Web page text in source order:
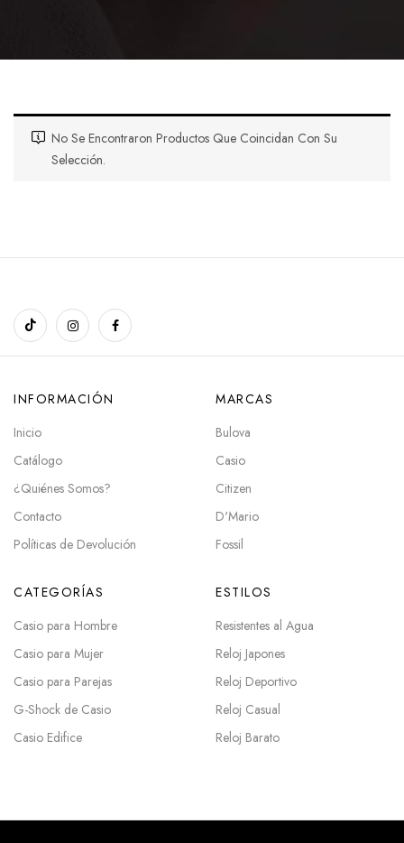
No Se Encontraron Productos Que Coincidan Con Su
Selección.
INFORMACIÓN
Inicio
Catálogo
¿Quiénes Somos?
Contacto
Políticas de Devolución
MARCAS
Bulova
Casio
Citizen
D'Mario
Fossil
CATEGORÍAS
Casio para Hombre
Casio para Mujer
Casio para Parejas
G-Shock de Casio
Casio Edifice
ESTILOS
Resistentes al Agua
Reloj Japones
Reloj Deportivo
Reloj Casual
Reloj Barato